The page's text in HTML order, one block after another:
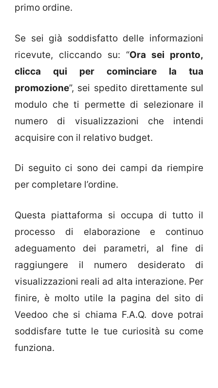
primo ordine.
Se sei già soddisfatto delle informazioni
ricevute, cliccando su: “Ora sei pronto,
clicca qui per cominciare la tua
promozione”, sei spedito direttamente sul
modulo che ti permette di selezionare il
numero di visualizzazioni che intendi
acquisire con il relativo budget.
Di seguito ci sono dei campi da riempire
per completare l’ordine.
Questa piattaforma si occupa di tutto il
processo di elaborazione e continuo
adeguamento dei parametri, al fine di
raggiungere il numero desiderato di
visualizzazioni reali ad alta interazione. Per
finire, è molto utile la pagina del sito di
Veedoo che si chiama F.A.Q. dove potrai
soddisfare tutte le tue curiosità su come
funziona.